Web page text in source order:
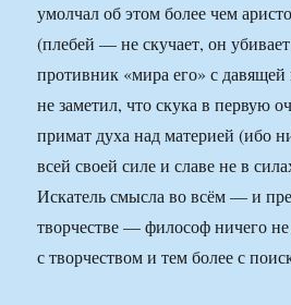
умолчал об этом более чем
(плебей — не скучает, он
противник «мира его» с
не заметил, что скука в первую
примат духа над материей (ибо
всей своей силе и славе не в
Искатель смысла во всём — и
творчестве — философ ничего не
с творчеством и тем более с